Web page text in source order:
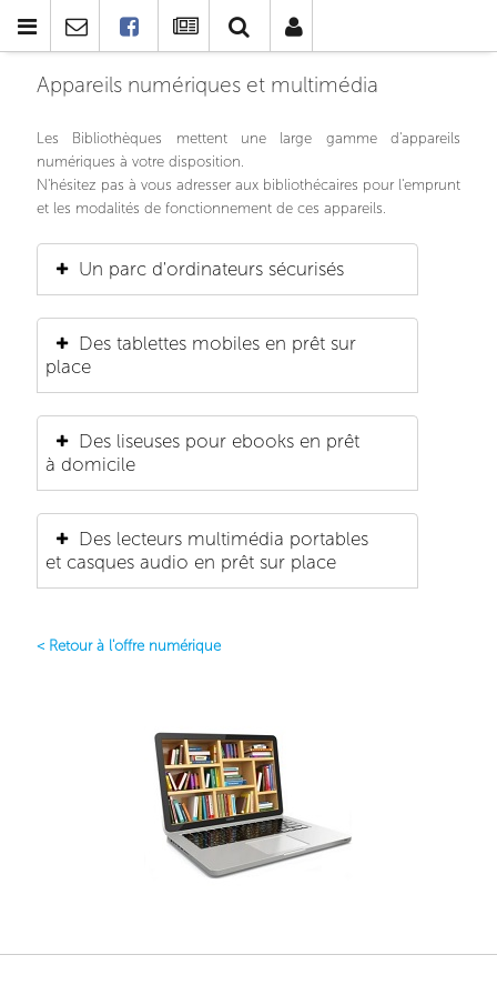
Appareils numériques et multimédia
Les Bibliothèques mettent une large gamme d'appareils
numériques à votre disposition.
N'hésitez pas à vous adresser aux bibliothécaires pour l'emprunt
et les modalités de fonctionnement de ces appareils.
Un parc d'ordinateurs sécurisés
Des tablettes mobiles en prêt sur
place
Des liseuses pour ebooks en prêt
à domicile
Des lecteurs multimédia portables
et casques audio en prêt sur place
< Retour à l'offre numérique